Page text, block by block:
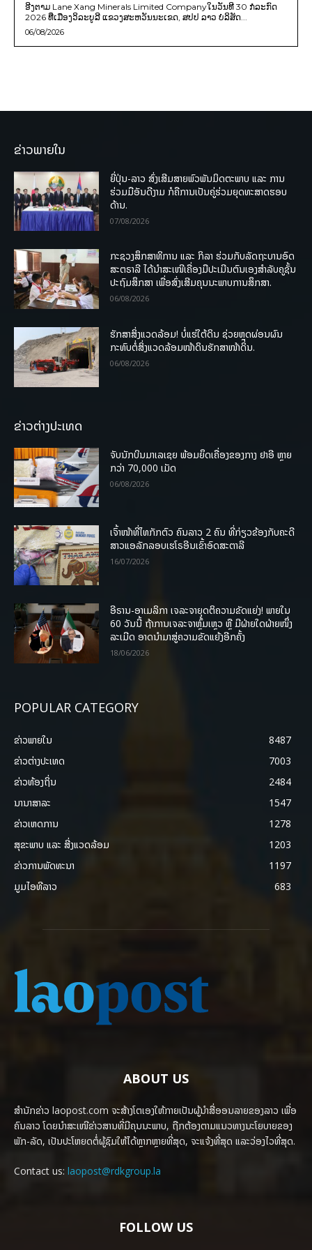
ອີງຕາມ Lane Xang Minerals Limited Companyໃນວັນທີ 30 ກໍລະກົດ
2026 ທີ່ເມືອງວິລະບູລີ ແຂວງສະຫວັນນະເຂດ, ສປປ ລາວ ບໍລິສັດ...
06/08/2026
ຂ່າວພາຍໃນ
ຍີ່ປຸ່ນ-ລາວ ສົ່ງເສີມສາຍພົວພັນມິດຕະພາບ ແລະ ການ
ຮ່ວມມືອັນດີງາມ ກໍຄືການເປັນຄູ່ຮ່ວມຍຸດທະສາດຮອບ
ດ້ານ.
07/08/2026
ກະຊວງສຶກສາທິການ ແລະ ກິລາ ຮ່ວມກັບລັດຖະບານອົດ
ສະຕຣາລີ ໄດ້ນຳສະເໜີເຄື່ອງມືປະເມີນຕົນເອງສຳລັບຄູຊັ້ນ
ປະຖົມສຶກສາ ເພື່ອສົ່ງເສີມຄຸນນະພາບການສຶກສາ.
06/08/2026
ຮັກສາສິ່ງແວດລ້ອມ! ບໍ່ແຮ່ໃຕ້ດິນ ຊ່ວຍຫຼຸດຜ່ອນຜົນ
ກະທົບຕໍ່ສິ່ງແວດລ້ອມໜ້າດິນຮັກສາໜ້າດິນ.
06/08/2026
ຂ່າວຕ່າງປະເທດ
ຈັບນັກບິນມາເລເຊຍ ພ້ອມຍຶດເຄື່ອງຂອງກາງ ຢາອີ ຫຼາຍ
ກວ່າ 70,000 ເມັດ
06/08/2026
ເຈົ້າໜ້າທີ່ໄທກັກຕົວ ຄົນລາວ 2 ຄົນ ທີ່ກ່ຽວຂ້ອງກັບຄະດີ
ສາວແອລັກລອບເຮໂຣອີນເຂົ້າອົດສະຕາລີ
16/07/2026
ອີຣານ-ອາເມລິກາ ເຈລະຈາຍຸດຕິຄວາມຂັດແຍ່ງ! ພາຍໃນ
60 ວັນນີ້ ຖ້າການເຈລະຈາຫຼົ້ມເຫຼວ ຫຼື ມີຝ່າຍໃດຝ່າຍໜຶ່ງ
ລະເມີດ ອາດນໍາມາສູ່ຄວາມຂັດແຍ້ງອີກຄັ້ງ
18/06/2026
POPULAR CATEGORY
ຂ່າວພາຍ​ໃນ
8487
ຂ່າວຕ່າງປະເທດ
7003
ຂ່າວທ້ອງຖິ່ນ
2484
ນານາສາລະ
1547
ຂ່າວເຫດການ
1278
ສຸຂະພາບ ແລະ ສີ່ງແວດລ້ອມ
1203
ຂ່າວການພັດທະນາ
1197
ມູມໄອທີລາວ
683
ABOUT US
ສຳນັກຂ່າວ laopost.com ຈະສ້າງໂຕເອງໃຫ້ກາຍເປັນຜູ້ນຳສື່ອອນລາຍຂອງລາວ ເພື່ອ
ຄົນລາວ ໂດຍນຳສະເໜີຂ່າວສານທີ່ມີຄຸນນະພາບ, ຖືກຕ້ອງຕາມແນວທາງນະໂຍບາຍຂອງ
ພັກ-ລັດ, ເປັນປະໂຫຍດຕໍ່ຜູ້ຊົມໃຫ້ໄດ້ຫຼາກຫຼາຍທີ່ສຸດ, ຈະແຈ້ງທີ່ສຸດ ແລະວ່ອງໄວທີ່ສຸດ.
Contact us: laopost@rdkgroup.la
FOLLOW US